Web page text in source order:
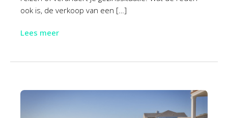
ook is, de verkoop van een […]
Lees meer